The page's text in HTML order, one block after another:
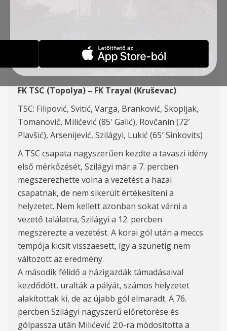
FK TSC (Topolya) – FK Trayal (Kruševac)
TSC: Filipović, Svitić, Varga, Branković, Skopljak,
Tomanović, Milićević (85′ Galić), Rovčanin (72′
Plavšić), Arsenijević, Szilágyi, Lukić (65′ Sinkovits)
A TSC csapata nagyszerűen kezdte a tavaszi idény
első mérkőzését, Szilágyi már a 7. percben
megszerezhette volna a vezetést a hazai
csapatnak, de nem sikerült értékesíteni a
helyzetet. Nem kellett azonban sokat várni a
vezető találatra, Szilágyi a 12. percben
megszerezte a vezetést. A korai gól után a meccs
tempója kicsit visszaesett, így a szünetig nem
változott az eredmény.
A második félidő a házigazdák támadásaival
kezdődött, uralták a pályát, számos helyzetet
alakítottak ki, de az újabb gól elmaradt. A 76.
percben Szilágyi nagyszerű előretörése és
gólpassza után Milićević 2:0-ra módosította a